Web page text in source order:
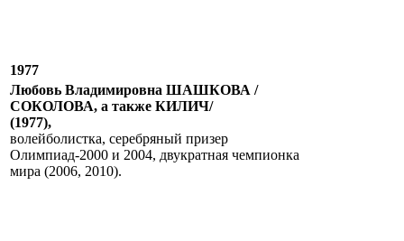
1977
Любовь Владимировна ШАШКОВА /
СОКОЛОВА, а также КИЛИЧ/
(1977),
волейболистка, серебряный призер
Олимпиад-2000 и 2004, двукратная чемпионка
мира (2006, 2010).